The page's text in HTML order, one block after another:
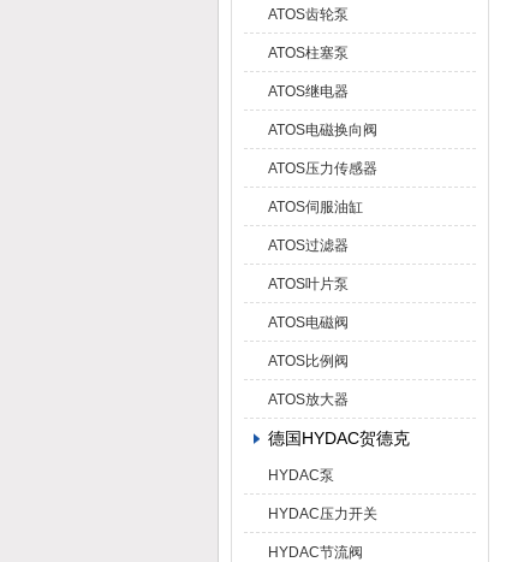
ATOS齿轮泵
ATOS柱塞泵
ATOS继电器
ATOS电磁换向阀
ATOS压力传感器
ATOS伺服油缸
ATOS过滤器
ATOS叶片泵
ATOS电磁阀
ATOS比例阀
ATOS放大器
德国HYDAC贺德克
HYDAC泵
HYDAC压力开关
HYDAC节流阀